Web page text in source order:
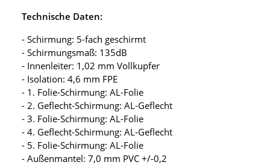
Technische Daten:
- Schirmung: 5-fach geschirmt
- Schirmungsmaß: 135dB
- Innenleiter: 1,02 mm Vollkupfer
- Isolation: 4,6 mm FPE
- 1. Folie-Schirmung: AL-Folie
- 2. Geflecht-Schirmung: AL-Geflecht
- 3. Folie-Schirmung: AL-Folie
- 4. Geflecht-Schirmung: AL-Geflecht
- 5. Folie-Schirmung: AL-Folie
- Außenmantel: 7,0 mm PVC +/-0,2